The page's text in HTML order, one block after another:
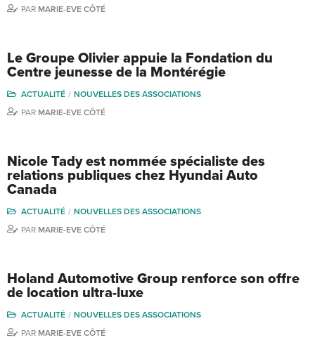
PAR MARIE-EVE CÔTÉ
Le Groupe Olivier appuie la Fondation du
Centre jeunesse de la Montérégie
ACTUALITÉ
NOUVELLES DES ASSOCIATIONS
PAR MARIE-EVE CÔTÉ
Nicole Tady est nommée spécialiste des
relations publiques chez Hyundai Auto
Canada
ACTUALITÉ
NOUVELLES DES ASSOCIATIONS
PAR MARIE-EVE CÔTÉ
Holand Automotive Group renforce son offre
de location ultra-luxe
ACTUALITÉ
NOUVELLES DES ASSOCIATIONS
PAR MARIE-EVE CÔTÉ